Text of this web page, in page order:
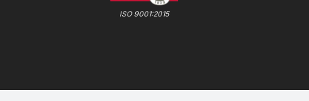
ISO 9001:2015